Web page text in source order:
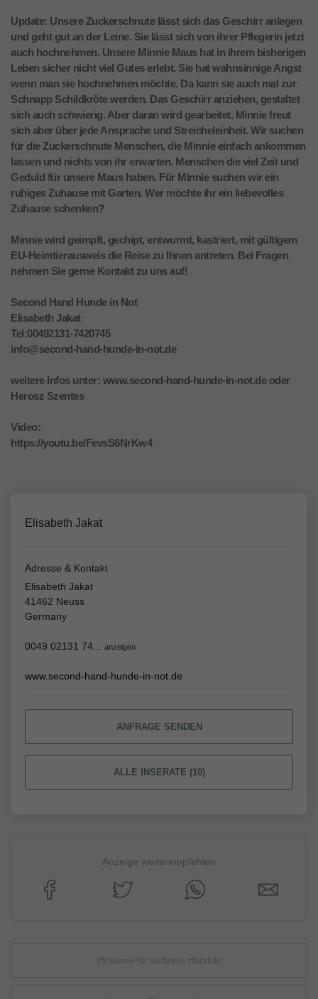
Update: Unsere Zuckerschnute lässt sich das Geschirr anlegen
und geht gut an der Leine. Sie lässt sich von ihrer Pflegerin jetzt
auch hochnehmen. Unsere Minnie Maus hat in ihrem bisherigen
Leben sicher nicht viel Gutes erlebt. Sie hat wahnsinnige Angst
wenn man sie hochnehmen möchte. Da kann sie auch mal zur
Schnapp Schildkröte werden. Das Geschirr anziehen, gestaltet
sich auch schwierig. Aber daran wird gearbeitet. Minnie freut
sich aber über jede Ansprache und Streicheleinheit. Wir suchen
für die Zuckerschnute Menschen, die Minnie einfach ankommen
lassen und nichts von ihr erwarten. Menschen die viel Zeit und
Geduld für unsere Maus haben. Für Minnie suchen wir ein
ruhiges Zuhause mit Garten. Wer möchte ihr ein liebevolles
Zuhause schenken?
Minnie wird geimpft, gechipt, entwurmt, kastriert, mit gültigem
EU-Heimtierausweis die Reise zu Ihnen antreten. Bei Fragen
nehmen Sie gerne Kontakt zu uns auf!
Second Hand Hunde in Not
Elisabeth Jakat
Tel:00492131-7420745
info@second-hand-hunde-in-not.de
weitere Infos unter: www.second-hand-hunde-in-not.de oder
Herosz Szentes
Video:
https://youtu.be/FevsS6NrKw4
Elisabeth Jakat
Adresse & Kontakt
Elisabeth Jakat
41462 Neuss
Germany
0049 02131 74... anzeigen
www.second-hand-hunde-in-not.de
ANFRAGE SENDEN
ALLE INSERATE (10)
Anzeige weiterempfehlen
Hinweise für sicheres Handeln